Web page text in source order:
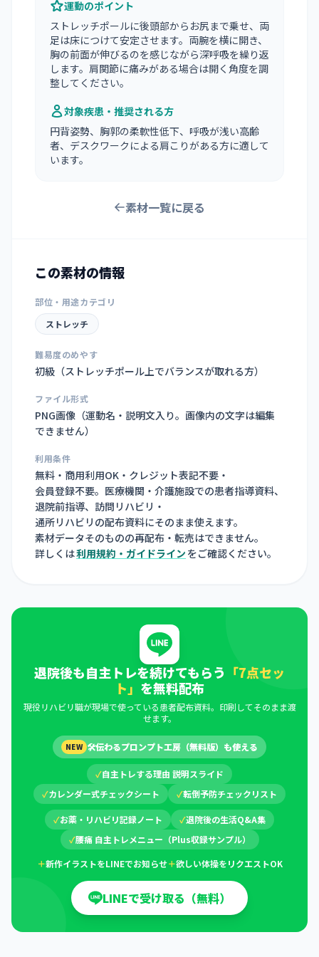
運動のポイント
ストレッチポールに後頭部からお尻まで乗せ、両
足は床につけて安定させます。両腕を横に開き、
胸の前面が伸びるのを感じながら深呼吸を繰り返
します。肩関節に痛みがある場合は開く角度を調
整してください。
対象疾患・推奨される方
円背姿勢、胸郭の柔軟性低下、呼吸が浅い高齢
者、デスクワークによる肩こりがある方に適して
います。
素材一覧に戻る
この素材の情報
部位・用途カテゴリ
ストレッチ
難易度のめやす
初級（ストレッチポール上でバランスが取れる方）
ファイル形式
PNG画像（運動名・説明文入り。画像内の文字は編集
できません）
利用条件
無料・商用利用OK・クレジット表記不要・
会員登録不要。医療機関・介護施設での患者指導資料、
退院前指導、訪問リハビリ・
通所リハビリの配布資料にそのまま使えます。
素材データそのものの再配布・転売はできません。
詳しくは利用規約・ガイドライン をご確認ください。
退院後も自主トレを続けてもらう 「7点セッ
ト」 を無料配布
現役リハビリ職が現場で使っている患者配布資料。印刷してそのまま渡
せます。
NEW 🛠伝わるプロンプト工房（無料版）も使える
✓自主トレする理由 説明スライド
✓カレンダー式チェックシート ✓転倒予防チェックリスト
✓お薬・リハビリ記録ノート ✓退院後の生活Q&A集
✓腰痛 自主トレメニュー（Plus収録サンプル）
＋新作イラストをLINEでお知らせ＋欲しい体操をリクエストOK
LINEで受け取る（無料）